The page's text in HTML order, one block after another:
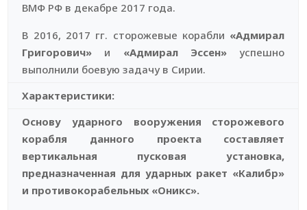
ВМФ РФ в декабре 2017 года.
В 2016, 2017 гг. сторожевые корабли «Адмирал
Григорович» и «Адмирал Эссен»успешно
выполнили боевую задачу в Сирии.
Характеристики:
Основу ударного вооружения сторожевого
корабля данного проекта составляет
вертикальная пусковая установка,
предназначенная для ударных ракет «Калибр»
и противокорабельных «Оникс».